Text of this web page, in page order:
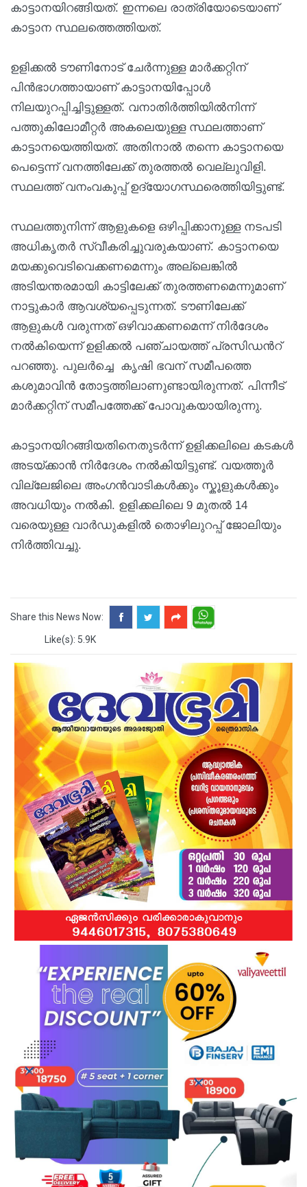
കാട്ടാനയിറങ്ങിയത്. ഇന്നലെ രാത്രിയോടെയാണ്
കാട്ടാന സ്ഥലത്തെത്തിയത്.
ഉളിക്കല്‍ ടൗണിനോട് ചേര്‍ന്നുള്ള മാര്‍ക്കറ്റിന്
പിന്‍ഭാഗത്തായാണ് കാട്ടാനയിപ്പോള്‍
നിലയുറപ്പിച്ചിട്ടുള്ളത്. വനാതിര്‍ത്തിയില്‍നിന്ന്
പത്തുകിലോമീറ്റര്‍ അകലെയുള്ള സ്ഥലത്താണ്
കാട്ടാനയെത്തിയത്. അതിനാല്‍ തന്നെ കാട്ടാനയെ
പെട്ടെന്ന് വനത്തിലേക്ക് തുരത്തല്‍ വെല്ലുവിളി.
സ്ഥലത്ത് വനംവകുപ്പ് ഉദ്യോഗസ്ഥരെത്തിയിട്ടുണ്ട്.
സ്ഥലത്തുനിന്ന് ആളുകളെ ഒഴിപ്പിക്കാനുള്ള നടപടി
അധികൃതര്‍ സ്വീകരിച്ചുവരുകയാണ്. കാട്ടാനയെ
മയക്കുവെടിവെക്കണമെന്നും അല്ലെങ്കില്‍
അടിയന്തരമായി കാട്ടിലേക്ക് തുരത്തണമെന്നുമാണ്
നാട്ടുകാര്‍ ആവശ്യപ്പെടുന്നത്. ടൗണിലേക്ക്
ആളുകള്‍ വരുന്നത് ഒഴിവാക്കണമെന്ന് നിര്‍ദേശം
നല്‍കിയെന്ന് ഉളിക്കല്‍ പഞ്ചായത്ത് പ്രസിഡന്‍റ്
പറഞ്ഞു. പുലര്‍ച്ചെ കൃഷി ഭവന് സമീപത്തെ
കശുമാവിൻ തോട്ടത്തിലാണുണ്ടായിരുന്നത്. പിന്നീട്
മാര്‍ക്കറ്റിന് സമീപത്തേക്ക് പോവുകയായിരുന്നു.
കാട്ടാനയിറങ്ങിയതിനെതുടര്‍ന്ന് ഉളിക്കലിലെ കടകൾ
അടയ്ക്കാൻ നിർദേശം നല്‍കിയിട്ടുണ്ട്. വയത്തൂർ
വില്ലേജിലെ അംഗന്‍വാടികള്‍ക്കും സ്കൂളുകൾക്കും
അവധിയും നല്‍കി. ഉളിക്കലിലെ 9 മുതൽ 14
വരെയുള്ള വാർഡുകളില്‍ തൊഴിലുറപ്പ് ജോലിയും
നിർത്തിവച്ചു.
Share this News Now:
Like(s): 5.9K